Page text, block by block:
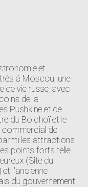
et
à Moscou, une
de vie russe, avec
de la
Pushkine et de
du Bolchoï et le
commercial de
les attractions
points forts telle
(Site du
et l'ancienne
du gouvernement.